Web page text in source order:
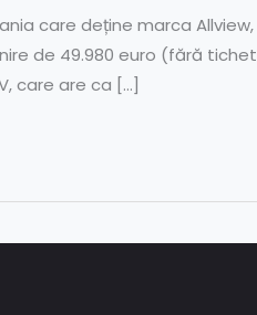
care deține marca
de 49.980 euro (fără
care are ca […]